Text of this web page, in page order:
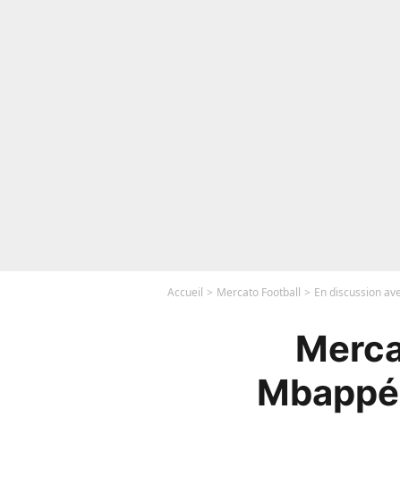
Accueil Mercato Football En discussion